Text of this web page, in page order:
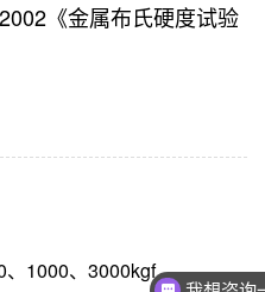
《金属布氏硬度试验
1000、3000kgf